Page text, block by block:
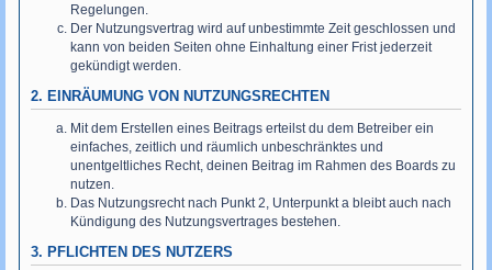
Regelungen.
Der Nutzungsvertrag wird auf unbestimmte Zeit geschlossen und
kann von beiden Seiten ohne Einhaltung einer Frist jederzeit
gekündigt werden.
2. EINRÄUMUNG VON NUTZUNGSRECHTEN
Mit dem Erstellen eines Beitrags erteilst du dem Betreiber ein
einfaches, zeitlich und räumlich unbeschränktes und
unentgeltliches Recht, deinen Beitrag im Rahmen des Boards zu
nutzen.
Das Nutzungsrecht nach Punkt 2, Unterpunkt a bleibt auch nach
Kündigung des Nutzungsvertrages bestehen.
3. PFLICHTEN DES NUTZERS